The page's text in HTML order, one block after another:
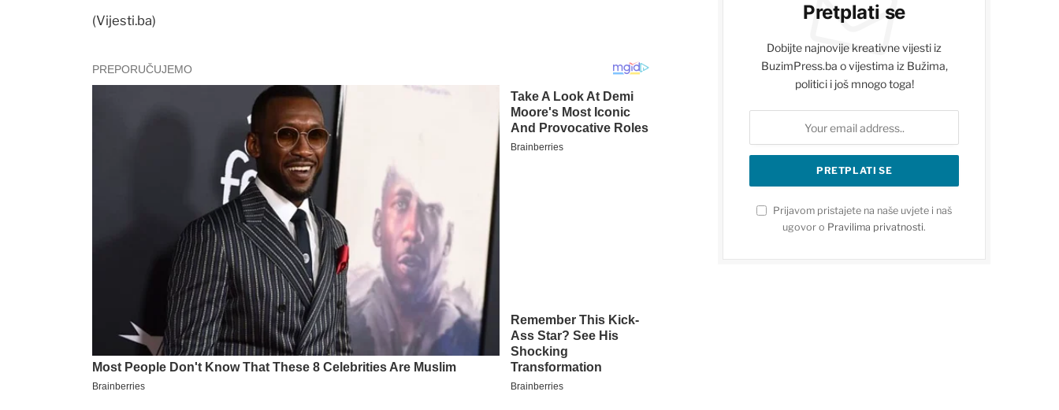
(Vijesti.ba) Pretplati se
Dobijte najnovije kreativne vijesti iz
BuzimPress.ba o vijestima iz Bužima,
politici i još mnogo toga!
Prijavom pristajete na naše uvjete i naš
ugovor o Pravilima privatnosti.